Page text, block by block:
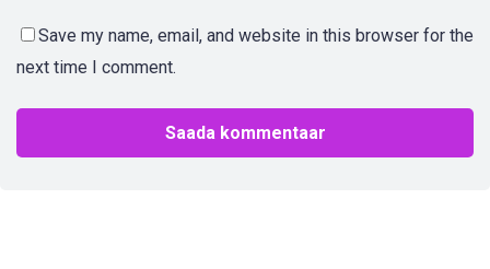
Save my name, email, and website in this browser for the
next time I comment.